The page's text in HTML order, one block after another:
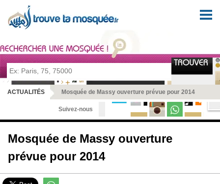
Pour prier en tout lieu et en toute sérénité
ACTUALITÉS Mosquée de Massy ouverture prévue pour 2014
Suivez-nous
Mosquée de Massy ouverture
prévue pour 2014